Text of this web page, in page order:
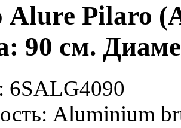
Pilaro
90 см.
6SALG4090
Aluminium